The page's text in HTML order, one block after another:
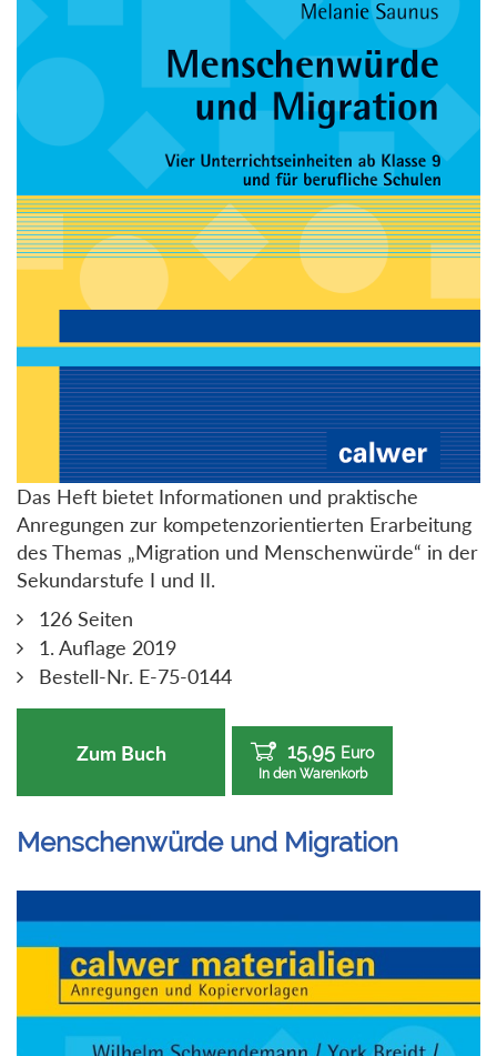
Das Heft bietet Informationen und praktische
Anregungen zur kompetenzorientierten Erarbeitung
des Themas „Migration und Menschenwürde“ in der
Sekundarstufe I und II.
126 Seiten
1. Auflage 2019
Bestell-Nr. E-75-0144
Zum Buch 15,95 Euro
In den Warenkorb
Menschenwürde und Migration